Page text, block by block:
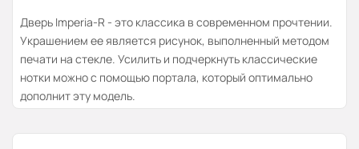
Дверь Imperia-R - это классика в современном прочтении.
Украшением ее является рисунок, выполненный методом
печати на стекле. Усилить и подчеркнуть классические
нотки можно с помощью портала, который оптимально
дополнит эту модель.